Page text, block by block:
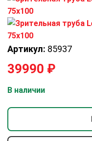
Артикул: 85937
39990 ₽
В наличии